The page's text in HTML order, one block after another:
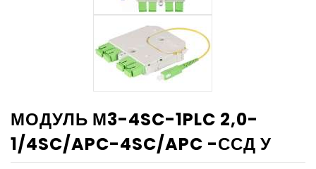
МОДУЛЬ М3-4SC-1PLC 2,0-
1/4SC/APC-4SC/APC -ССД У